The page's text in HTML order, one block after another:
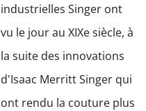
industrielles Singer ont
vu le jour au XIXe siècle, à
la suite des innovations
d'Isaac Merritt Singer qui
ont rendu la couture plus